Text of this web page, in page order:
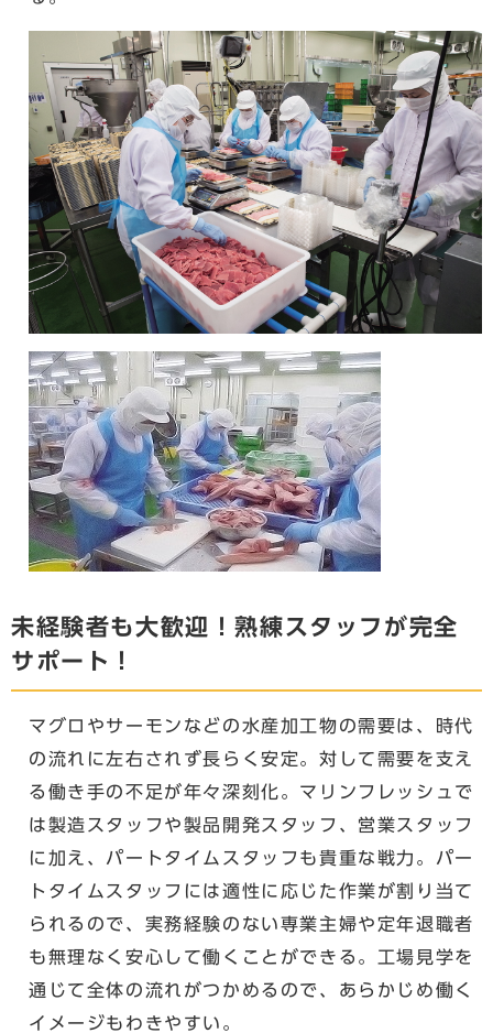
未経験者も大歓迎！熟練スタッフが完全
サポート！
マグロやサーモンなどの水産加工物の需要は、時代
の流れに左右されず長らく安定。対して需要を支え
る働き手の不足が年々深刻化。マリンフレッシュで
は製造スタッフや製品開発スタッフ、営業スタッフ
に加え、パートタイムスタッフも貴重な戦力。パー
トタイムスタッフには適性に応じた作業が割り当て
られるので、実務経験のない専業主婦や定年退職者
も無理なく安心して働くことができる。工場見学を
通じて全体の流れがつかめるので、あらかじめ働く
イメージもわきやすい。